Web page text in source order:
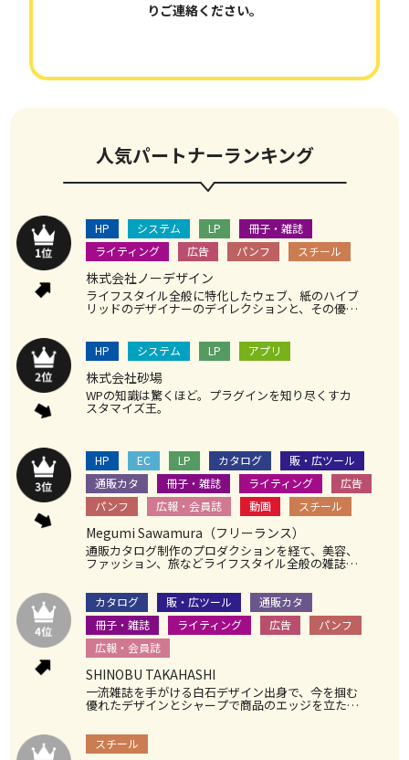
りご連絡ください。
人気パートナーランキング
HP システム LP
冊子・雑誌
ライティング
広告 パンフ スチール
株式会社ノーデザイン
ライフスタイル全般に特化したウェブ、紙のハイブ
リッドのデザイナーのデイレクションと、その優れ
HP システム LP アプリ
株式会社砂場
WPの知識は驚くほど。プラグインを知り尽くすカ
スタマイズ王。
HP EC LP カタログ
販・広ツール
通販カタ
冊子・雑誌 ライティング
広告
パンフ
広報・会員誌 動画 スチール
Megumi Sawamura（フリーランス）
通販カタログ制作のプロダクションを経て、美容、
ファッション、旅などライフスタイル全般の雑誌か
ングを行うハイブリッドなパートーナー。 攻めの
ライティングを得意とし、女性ものは多角的な言葉
のマジックによりクライアントを驚かせる。
カタログ 販・広ツール
通販カタ
冊子・雑誌
ライティング 広告
パンフ
広報・会員誌
SHINOBU TAKAHASHI
一流雑誌を手がける白石デザイン出身で、今を掴む
優れたデザインとシャープで商品のエッジを立たせ
ある一押しデザイナー
スチール